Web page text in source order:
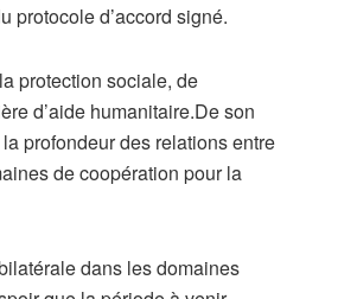
protocole d’accord signé.
protection sociale, de
d’aide humanitaire.De son
profondeur des relations entre
de coopération pour la
dans les domaines